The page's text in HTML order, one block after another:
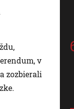
v
zozbierali